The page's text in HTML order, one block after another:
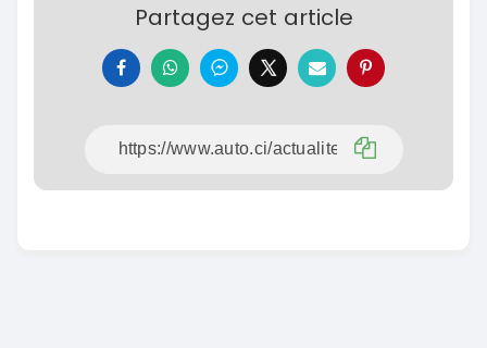
Partagez cet article